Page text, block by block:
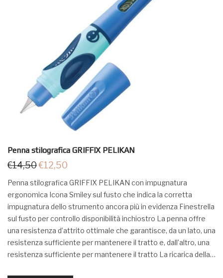
Penna stilografica GRIFFIX PELIKAN
€14,50€12,50
Penna stilografica GRIFFIX PELIKAN con impugnatura
ergonomica Icona Smiley sul fusto che indica la corretta
impugnatura dello strumento ancora più in evidenza Finestrella
sul fusto per controllo disponibilità inchiostro La penna offre
una resistenza d’attrito ottimale che garantisce, da un lato, una
resistenza sufficiente per mantenere il tratto e, dall’altro, una
resistenza sufficiente per mantenere il tratto La ricarica della…